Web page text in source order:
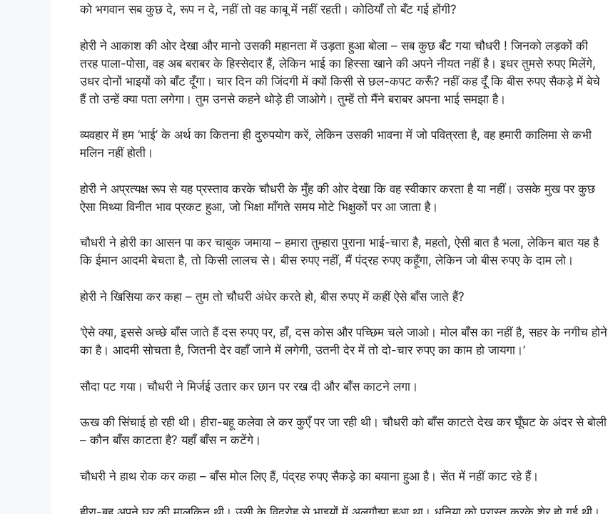
को भगवान सब कुछ दे, रूप न दे, नहीं तो वह काबू में नहीं रहती। कोठियाँ तो बँट गई होंगी?
होरी ने आकाश की ओर देखा और मानो उसकी महानता में उड़ता हुआ बोला – सब कुछ बँट गया चौधरी ! जिनको लड़कों की
तरह पाला-पोसा, वह अब बराबर के हिस्सेदार हैं, लेकिन भाई का हिस्सा खाने की अपने नीयत नहीं है। इधर तुमसे रुपए मिलेंगे,
उधर दोनों भाइयों को बाँट दूँगा। चार दिन की जिंदगी में क्यों किसी से छल-कपट करूँ? नहीं कह दूँ कि बीस रुपए सैकड़े में बेचे
हैं तो उन्हें क्या पता लगेगा। तुम उनसे कहने थोड़े ही जाओगे। तुम्हें तो मैंने बराबर अपना भाई समझा है।
व्यवहार में हम ‘भाई’ के अर्थ का कितना ही दुरुपयोग करें, लेकिन उसकी भावना में जो पवित्रता है, वह हमारी कालिमा से कभी
मलिन नहीं होती।
होरी ने अप्रत्यक्ष रूप से यह प्रस्ताव करके चौधरी के मुँह की ओर देखा कि वह स्वीकार करता है या नहीं। उसके मुख पर कुछ
ऐसा मिथ्या विनीत भाव प्रकट हुआ, जो भिक्षा माँगते समय मोटे भिक्षुकों पर आ जाता है।
चौधरी ने होरी का आसन पा कर चाबुक जमाया – हमारा तुम्हारा पुराना भाई-चारा है, महतो, ऐसी बात है भला, लेकिन बात यह है
कि ईमान आदमी बेचता है, तो किसी लालच से। बीस रुपए नहीं, मैं पंद्रह रुपए कहूँगा, लेकिन जो बीस रुपए के दाम लो।
होरी ने खिसिया कर कहा – तुम तो चौधरी अंधेर करते हो, बीस रुपए में कहीं ऐसे बाँस जाते हैं?
‘ऐसे क्या, इससे अच्छे बाँस जाते हैं दस रुपए पर, हाँ, दस कोस और पच्छिम चले जाओ। मोल बाँस का नहीं है, सहर के नगीच होने
का है। आदमी सोचता है, जितनी देर वहाँ जाने में लगेगी, उतनी देर में तो दो-चार रुपए का काम हो जायगा।’
सौदा पट गया। चौधरी ने मिर्जई उतार कर छान पर रख दी और बाँस काटने लगा।
ऊख की सिंचाई हो रही थी। हीरा-बहू कलेवा ले कर कुएँ पर जा रही थी। चौधरी को बाँस काटते देख कर घूँघट के अंदर से बोली
– कौन बाँस काटता है? यहाँ बाँस न कटेंगे।
चौधरी ने हाथ रोक कर कहा – बाँस मोल लिए हैं, पंद्रह रुपए सैकड़े का बयाना हुआ है। सेंत में नहीं काट रहे हैं।